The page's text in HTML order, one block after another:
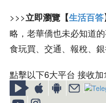
>>>立即瀏覽【生活百答
略，老華僑也未必知道
食玩買、交通、報稅、
點擊以下6大平台 接收